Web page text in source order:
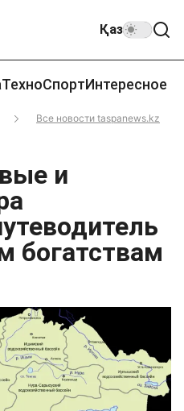
Қаз
ТехноСпортИнтересное
Все новости taspanews.kz
и
богатствам